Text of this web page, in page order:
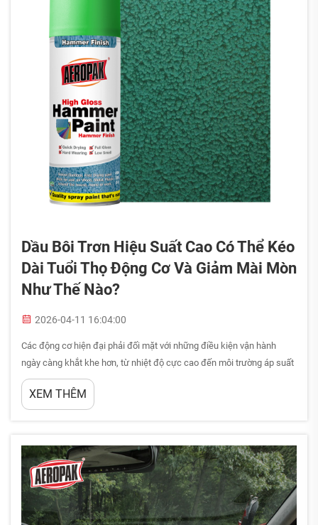
Dầu Bôi Trơn Hiệu Suất Cao Có Thể Kéo
Dài Tuổi Thọ Động Cơ Và Giảm Mài Mòn
Như Thế Nào?
2026-04-11 16:04:00
Các động cơ hiện đại phải đối mặt với những điều kiện vận hành
ngày càng khắt khe hơn, từ nhiệt độ cực cao đến môi trường áp suất
lớn, khiến các bộ phận cơ khí phải hoạt động gần giới hạn chịu đựng.
Chìa khóa để duy trì độ nguyên vẹn của động cơ và tối đa hóa tuổi
XEM THÊM